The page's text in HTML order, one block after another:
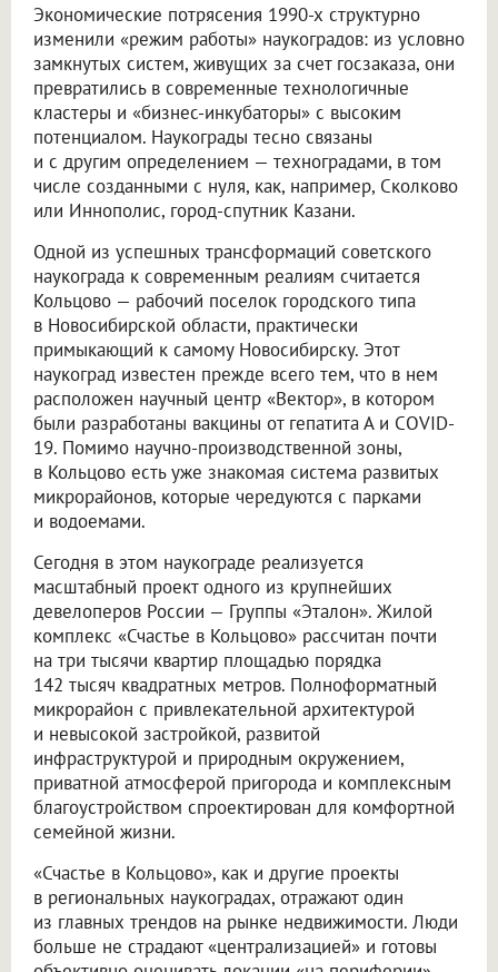
Экономические потрясения 1990-х структурно
изменили «режим работы» наукоградов: из условно
замкнутых систем, живущих за счет госзаказа, они
превратились в современные технологичные
кластеры и «бизнес-инкубаторы» с высоким
потенциалом. Наукограды тесно связаны
и с другим определением — техноградами, в том
числе созданными с нуля, как, например, Сколково
или Иннополис, город-спутник Казани.
Одной из успешных трансформаций советского
наукограда к современным реалиям считается
Кольцово — рабочий поселок городского типа
в Новосибирской области, практически
примыкающий к самому Новосибирску. Этот
наукоград известен прежде всего тем, что в нем
расположен научный центр «Вектор», в котором
были разработаны вакцины от гепатита А и COVID-
19. Помимо научно-производственной зоны,
в Кольцово есть уже знакомая система развитых
микрорайонов, которые чередуются с парками
и водоемами.
Сегодня в этом наукограде реализуется
масштабный проект одного из крупнейших
девелоперов России — Группы «Эталон». Жилой
комплекс «Счастье в Кольцово» рассчитан почти
на три тысячи квартир площадью порядка
142 тысяч квадратных метров. Полноформатный
микрорайон с привлекательной архитектурой
и невысокой застройкой, развитой
инфраструктурой и природным окружением,
приватной атмосферой пригорода и комплексным
благоустройством спроектирован для комфортной
семейной жизни.
«Счастье в Кольцово», как и другие проекты
в региональных наукоградах, отражают один
из главных трендов на рынке недвижимости. Люди
больше не страдают «централизацией» и готовы